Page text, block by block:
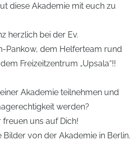
diese Akademie mit euch zu
herzlich bei der Ev.
Pankow, dem Helferteam rund
Freizeitzentrum „Upsala“!!
Akademie teilnehmen und
werden?
freuen uns auf Dich!
von der Akademie in Berlin.